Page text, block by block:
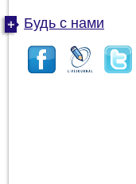
Будь с нами